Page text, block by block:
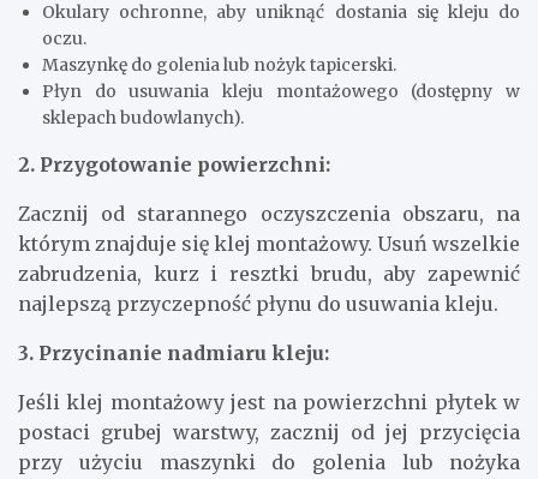
Okulary ochronne, aby uniknąć dostania się kleju do
oczu.
Maszynkę do golenia lub nożyk tapicerski.
Płyn do usuwania kleju montażowego (dostępny w
sklepach budowlanych).
2. Przygotowanie powierzchni:
Zacznij od starannego oczyszczenia obszaru, na
którym znajduje się klej montażowy. Usuń wszelkie
zabrudzenia, kurz i resztki brudu, aby zapewnić
najlepszą przyczepność płynu do usuwania kleju.
3. Przycinanie nadmiaru kleju:
Jeśli klej montażowy jest na powierzchni płytek w
postaci grubej warstwy, zacznij od jej przycięcia
przy użyciu maszynki do golenia lub nożyka